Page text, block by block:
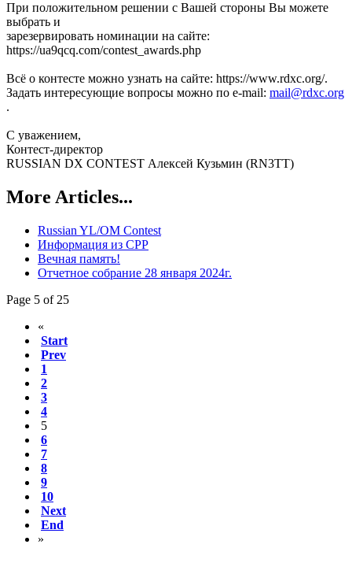
При положительном решении с Вашей стороны Вы можете
выбрать и
зарезервировать номинации на сайте:
https://ua9qcq.com/contest_awards.php
Всё о контесте можно узнать на сайте: https://www.rdxc.org/.
Задать интересующие вопросы можно по e-mail: mail@rdxc.org
.
С уважением,
Контест-директор
RUSSIAN DX CONTEST Алексей Кузьмин (RN3TT)
More Articles...
Russian YL/OM Contest
Информация из СРР
Вечная память!
Отчетное собрание 28 января 2024г.
Page 5 of 25
«
Start
Prev
1
2
3
4
5
6
7
8
9
10
Next
End
»